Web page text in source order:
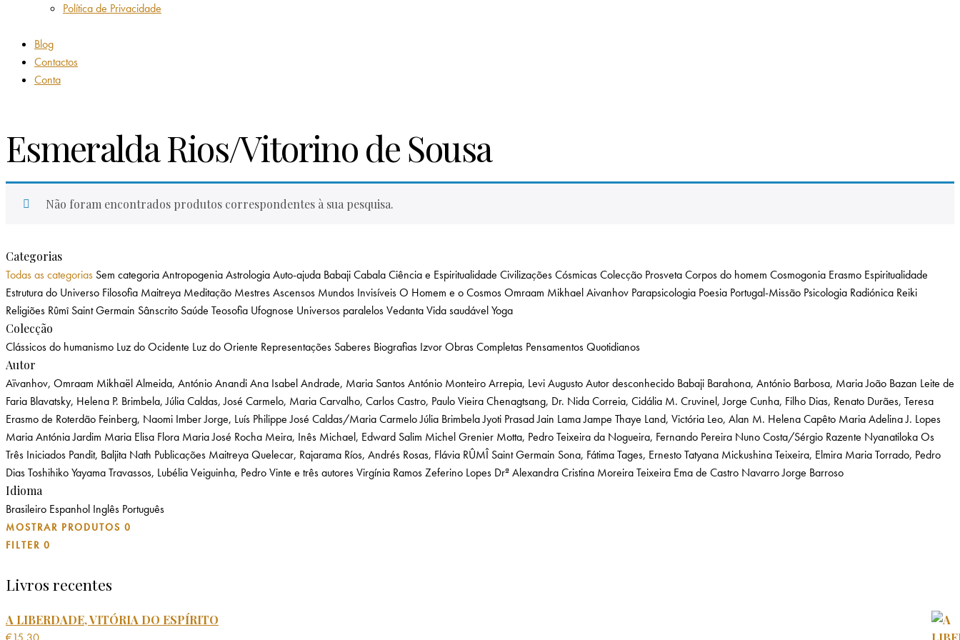
Política de Privacidade
Blog
Contactos
Conta
Esmeralda Rios/Vitorino de Sousa
Não foram encontrados produtos correspondentes à sua pesquisa.
Categorias
Todas as categorias Sem categoriaAntropogeniaAstrologiaAuto-ajuda BabajiCabalaCiência e Espiritualidade Civilizações CósmicasColecção ProsvetaCorpos do homem Cosmogonia Erasmo Espiritualidade
Estrutura do Universo Filosofia Maitreya Meditação Mestres Ascensos Mundos InvisíveisO Homem e o CosmosOmraam Mikhael Aivanhov Parapsicologia Poesia Portugal-Missão Psicologia Radiónica Reiki
Religiões Rûmî Saint Germain Sânscrito Saúde Teosofia Ufognose Universos paralelosVedantaVida saudávelYoga
Colecção
Clássicos do humanismo Luz do Ocidente Luz do Oriente Representações Saberes Biografias IzvorObras Completas Pensamentos Quotidianos
Autor
Aïvanhov, Omraam MikhaëlAlmeida, AntónioAnandi Ana IsabelAndrade, Maria SantosAntónio MonteiroArrepia, Levi AugustoAutor desconhecido Babaji Barahona, António Barbosa, Maria João Bazan Leite de
Faria Blavatsky, Helena P. Brimbela, JúliaCaldas, José Carmelo, MariaCarvalho, CarlosCastro, Paulo VieiraChenagtsang, Dr. NidaCorreia, Cidália M. Cruvinel, Jorge Cunha, Filho Dias, Renato Durães, Teresa
Erasmo de Roterdão Feinberg, Naomi ImberJorge, Luís Philippe José Caldas/Maria CarmeloJúlia BrimbelaJyoti Prasad Jain Lama Jampe Thaye Land, Victória Leo, Alan M. Helena Capêto Maria Adelina J. Lopes
Maria Antónia Jardim Maria Elisa Flora Maria José Rocha Meira, Inês Michael, Edward Salim Michel Grenier Motta, Pedro Teixeira da Nogueira, Fernando Pereira Nuno Costa/Sérgio Razente NyanatilokaOs
Três Iniciados Pandit, Baljita Nath Publicações MaitreyaQuelecar, Rajarama Ríos, Andrés Rosas, Flávia RÛMÎ Saint Germain Sona, FátimaTages, ErnestoTatyana MickushinaTeixeira, Elmira MariaTorrado, Pedro
DiasToshihiko YayamaTravassos, LubéliaVeiguinha, PedroVinte e três autoresVirgínia RamosZeferino Lopes Drª Alexandra Cristina Moreira Teixeira Ema de Castro NavarroJorge Barroso
Idioma
Brasileiro Espanhol Inglês Português
MOSTRAR PRODUTOS 0
FILTER 0
Livros recentes
A LIBERDADE, VITÓRIA DO ESPÍRITO